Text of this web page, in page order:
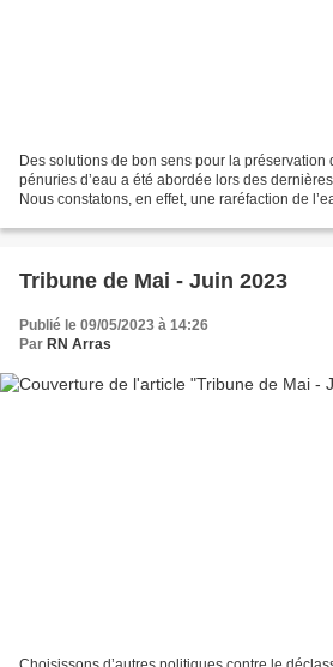
Des solutions de bon sens pour la préservation
pénuries d’eau a été abordée lors des
Nous constatons, en effet, une raréfaction de
Tribune de Mai - Juin 2023
Publié le 09/05/2023 à 14:26
Par RN Arras